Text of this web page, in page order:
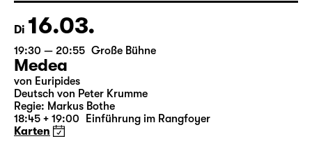
15:15 + 15:30 Einführung im Rangfoyer
Karten
Di 16.03.
19:30 — 20:55 Große Bühne
Medea
von Euripides